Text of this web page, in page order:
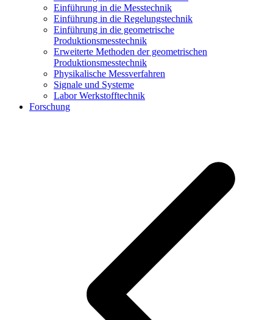
Einführung in die Messtechnik
Einführung in die Regelungstechnik
Einführung in die geometrische
Produktionsmesstechnik
Erweiterte Methoden der geometrischen
Produktionsmesstechnik
Physikalische Messverfahren
Signale und Systeme
Labor Werkstofftechnik
Forschung